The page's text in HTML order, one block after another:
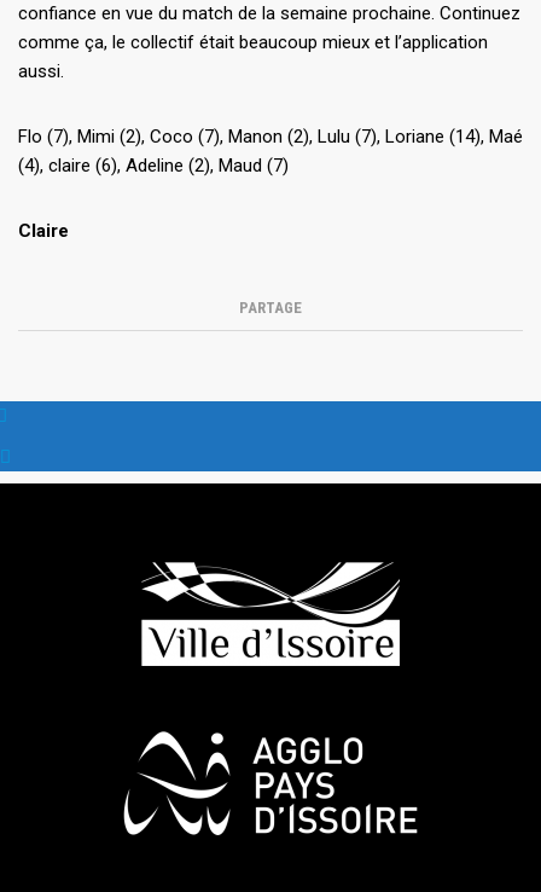
confiance en vue du match de la semaine prochaine. Continuez
comme ça, le collectif était beaucoup mieux et l’application
aussi.
Flo (7), Mimi (2), Coco (7), Manon (2), Lulu (7), Loriane (14), Maé
(4), claire (6), Adeline (2), Maud (7)
Claire
PARTAGE